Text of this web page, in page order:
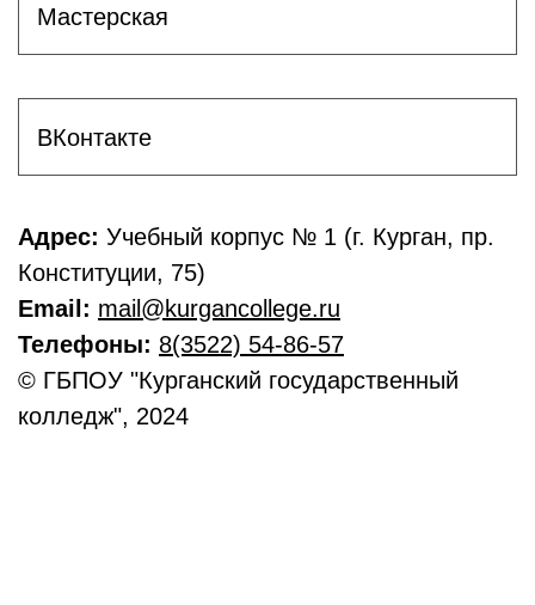
Мастерская
ВКонтакте
Адрес: Учебный корпус № 1 (г. Курган, пр.
Конституции, 75)
Email: mail@kurgancollege.ru
Телефоны: 8(3522) 54-86-57
© ГБПОУ "Курганский государственный
колледж", 2024